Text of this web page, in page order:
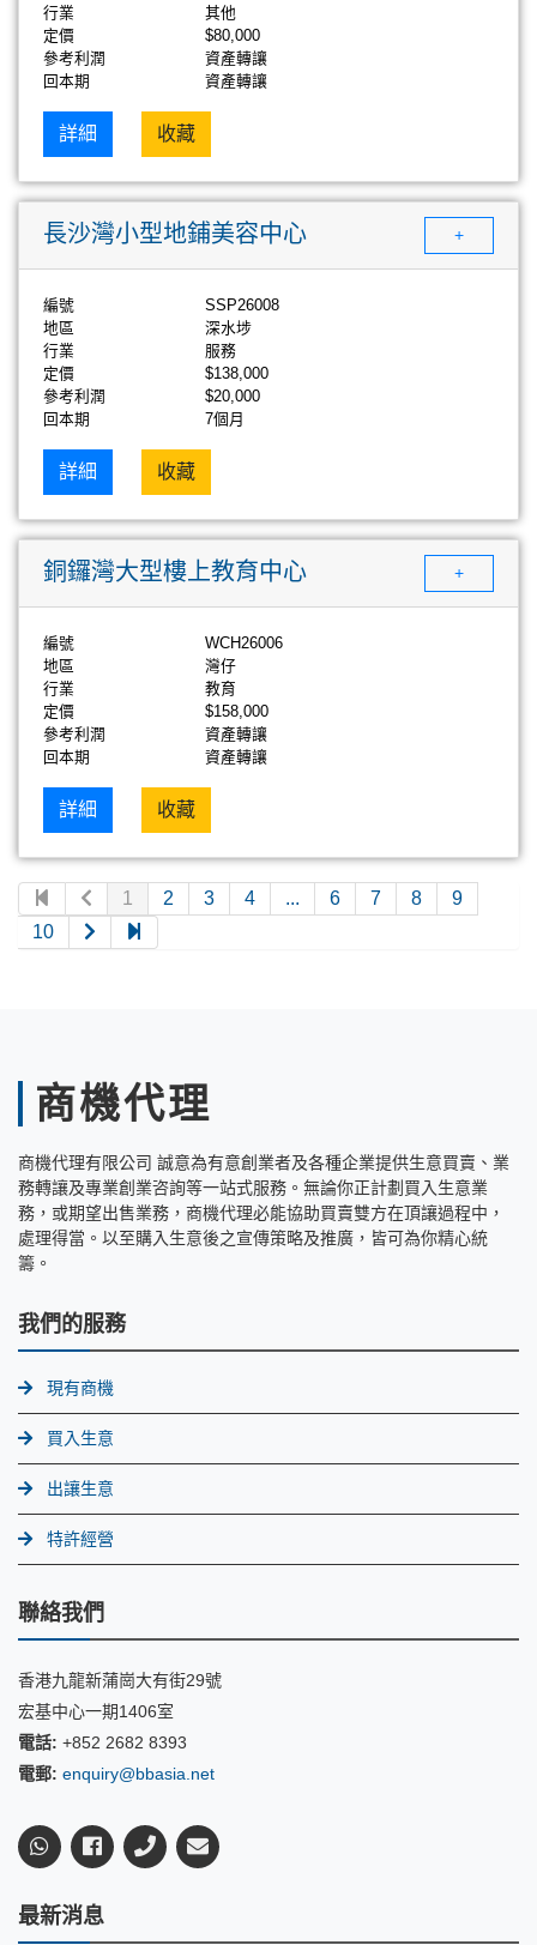
行業
其他
定價
$80,000
參考利潤
資產轉讓
回本期
資產轉讓
詳細 收藏
長沙灣小型地鋪美容中心 +
編號
SSP26008
地區
深水埗
行業
服務
定價
$138,000
參考利潤
$20,000
回本期
7個月
詳細 收藏
銅鑼灣大型樓上教育中心 +
編號
WCH26006
地區
灣仔
行業
教育
定價
$158,000
參考利潤
資產轉讓
回本期
資產轉讓
詳細 收藏
1 2 3 4 ... 6 7 8
9
10
商機代理
商機代理有限公司 誠意為有意創業者及各種企業提供生意買賣、業
務轉讓及專業創業咨詢等一站式服務。無論你正計劃買入生意業
務，或期望出售業務，商機代理必能協助買賣雙方在頂讓過程中，
處理得當。以至購入生意後之宣傳策略及推廣，皆可為你精心統
籌。
我們的服務
現有商機
買入生意
出讓生意
特許經營
聯絡我們
香港九龍新蒲崗大有街29號
宏基中心一期1406室
電話: +852 2682 8393
電郵: enquiry@bbasia.net
最新消息